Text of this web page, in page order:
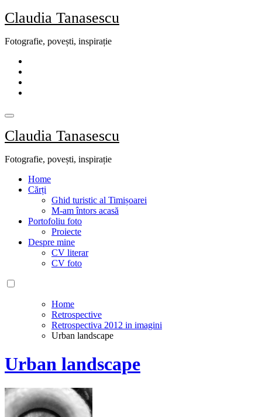
Skip
to
Claudia Tanasescu
Fotografie, povești, inspirație
Claudia Tanasescu
Fotografie, povești, inspirație
Home
Cărți
Ghid turistic al Timișoarei
M-am întors acasă
Portofoliu foto
Proiecte
Despre mine
CV literar
CV foto
Home
Retrospective
Retrospectiva 2012 in imagini
Urban landscape
Urban landscape